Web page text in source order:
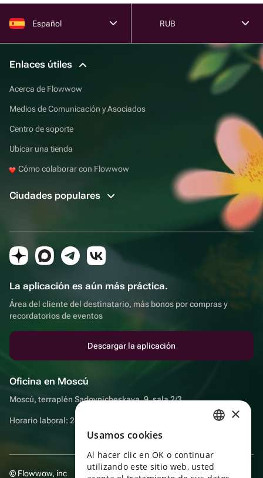
Español RUB
Enlaces útiles
Acerca de Flowwow
Medios de Comunicación y Asociados
Centro de soporte
Ubicar una tienda
Cómo colaborar con Flowwow
Ciudades populares
La aplicación es aún más práctica.
Área del cliente del destinatario, más bonos por compras y
recordatorios de eventos
Descargar la aplicación
Oficina en Moscú
Moscú, terraplén Sadovnicheskaya, 9, sala 2/3
Horario laboral: 24 horas
© Flowwow, inc
ENGLISH
×
Usamos cookies
Al hacer clic en OK o continuar
utilizando este sitio web, usted